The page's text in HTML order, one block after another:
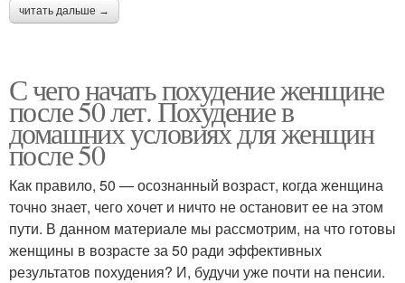
читать дальше →
С чего начать похудение женщине
после 50 лет. Похудение в
домашних условиях для женщин
после 50
Как правило, 50 — осознанный возраст, когда женщина
точно знает, чего хочет и ничто не остановит ее на этом
пути. В данном материале мы рассмотрим, на что готовы
женщины в возрасте за 50 ради эффективных
результатов похудения? И, будучи уже почти на пенсии.